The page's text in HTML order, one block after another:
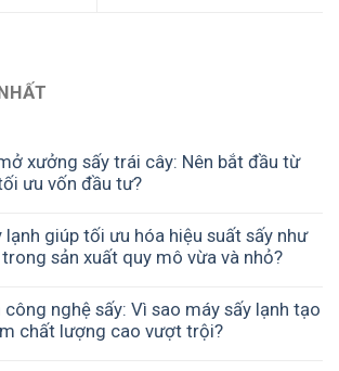
xưởng sấy trái cây: Nên bắt đầu từ
ưu vốn đầu tư?
lạnh giúp tối ưu hóa hiệu suất sấy như
sản xuất quy mô vừa và nhỏ?
công nghệ sấy: Vì sao máy sấy lạnh tạo
chất lượng cao vượt trội?